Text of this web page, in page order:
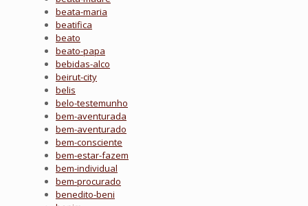
beata-maria
beatifica
beato
beato-papa
bebidas-alco
beirut-city
belis
belo-testemunho
bem-aventurada
bem-aventurado
bem-consciente
bem-estar-fazem
bem-individual
bem-procurado
benedito-beni